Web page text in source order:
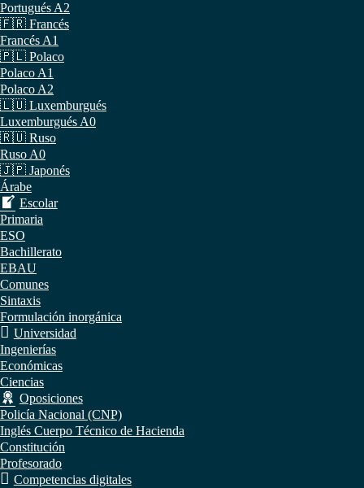
Portugués A2
🇫🇷 Francés
Francés A1
🇵🇱 Polaco
Polaco A1
Polaco A2
🇱🇺 Luxemburgués
Luxemburgués A0
🇷🇺 Ruso
Ruso A0
🇯🇵 Japonés
Árabe
Escolar
Primaria
ESO
Bachillerato
EBAU
Comunes
Sintaxis
Formulación inorgánica
Universidad
Ingenierías
Económicas
Ciencias
Oposiciones
Policía Nacional (CNP)
Inglés Cuerpo Técnico de Hacienda
Constitución
Profesorado
Competencias digitales